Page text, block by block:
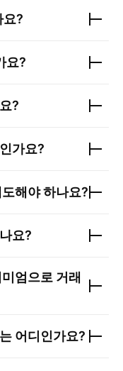
요?
요?
?
가요?
해야 하나요?
요?
엄으로 거래
어디인가요?